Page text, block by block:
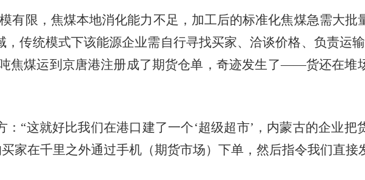
限，焦煤本地消化能力不足，加工后的标准化焦煤急需大批
传统模式下该能源企业需自行寻找买家、洽谈价格、负责运
焦煤运到京唐港注册成了期货仓单，奇迹发生了——货还在堆
这就好比我们在港口建了一个‘超级超市’，内蒙古的企业把
家在千里之外通过手机（期货市场）下单，然后指令我们直接